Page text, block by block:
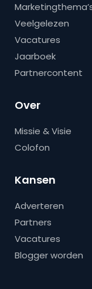
Veelgelezen
Vacatures
Jaarboek
Partnercontent
Over
Missie & Visie
Colofon
Kansen
Adverteren
Partners
Vacatures
Blogger worden